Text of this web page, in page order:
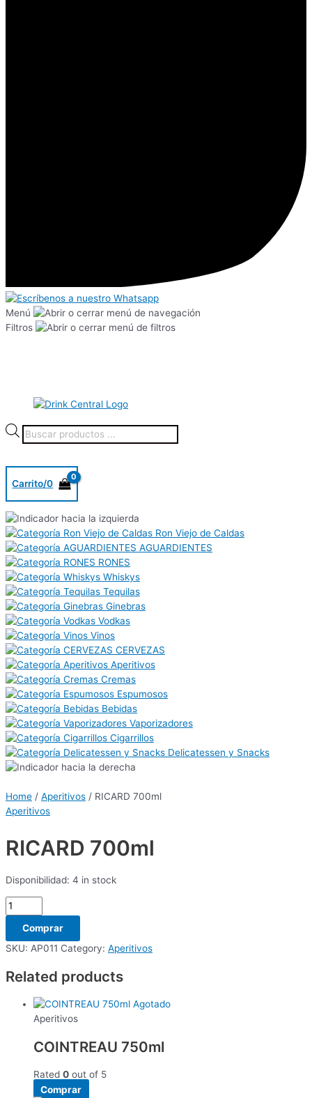
Menú
Filtros
Carrito/0
Ron Viejo de Caldas
AGUARDIENTES
RONES
Whiskys
Tequilas
Ginebras
Vodkas
Vinos
CERVEZAS
Aperitivos
Cremas
Espumosos
Bebidas
Vaporizadores
Cigarrillos
Delicatessen y Snacks
Home / Aperitivos / RICARD 700ml
Aperitivos
RICARD 700ml
Disponibilidad: 4 in stock
Comprar
SKU: AP011 Category: Aperitivos
Related products
Agotado
Aperitivos
COINTREAU 750ml
Rated 0 out of 5
Comprar